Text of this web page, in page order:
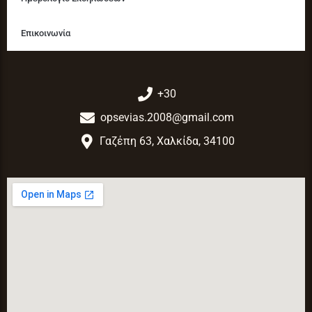
Επικοινωνία
+30
opsevias.2008@gmail.com
Γαζέπη 63, Χαλκίδα, 34100